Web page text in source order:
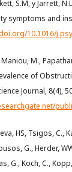
S.M, y Jarrett,
symptoms and
10.1016/
Maniou, M.,
of
Journal, 8(4),
HS, Tsigos, C.,
G., Herder,
G., Koch, C.,